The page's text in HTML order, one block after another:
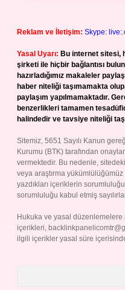
Reklam ve İletişim: Skype:
Yasal Uyarı: Bu internet sitesi,
şirketi ile hiçbir bağlantısı
hazırladığımız makaleler
haber niteliği taşımamakta
paylaşım yapılmamaktadır.
benzerlikleri tamamen
halindedir ve tavsiye niteliği
Sitemiz, 5651 Sayılı Kanun
Kurumu (BTK) tarafından
vermektedir. Bu nedenle,
veya araştırma
yazdıkları içeriklerin
sorumluluğu kabul etmiş
Hukuka ve yasal düzenlemelere
içerikleri,
ilgili içerikler yasal süre